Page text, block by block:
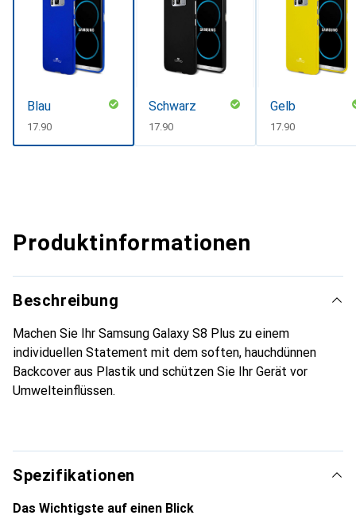
Blau
CHF
17.90
Schwarz
CHF
17.90
Gelb
CHF
17.90
Produktinformationen
Beschreibung
Machen Sie Ihr Samsung Galaxy S8 Plus zu einem
individuellen Statement mit dem soften, hauchdünnen
Backcover aus Plastik und schützen Sie Ihr Gerät vor
Umwelteinflüssen.
Spezifikationen
Das Wichtigste auf einen Blick